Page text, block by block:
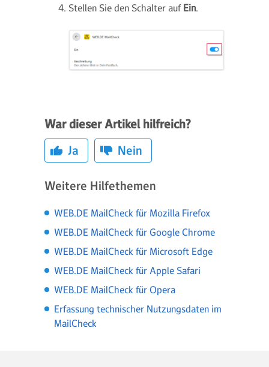
Stellen Sie den Schalter auf Ein.
War dieser Artikel hilfreich?
Ja
Nein
Weitere Hilfethemen
WEB.DE MailCheck für Mozilla Firefox
WEB.DE MailCheck für Google Chrome
WEB.DE MailCheck für Microsoft Edge
WEB.DE MailCheck für Apple Safari
WEB.DE MailCheck für Opera
Erfassung technischer Nutzungsdaten im
MailCheck